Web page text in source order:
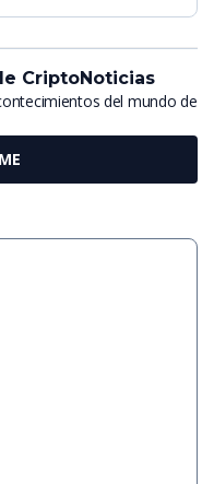
CriptoNoticias
del mundo de